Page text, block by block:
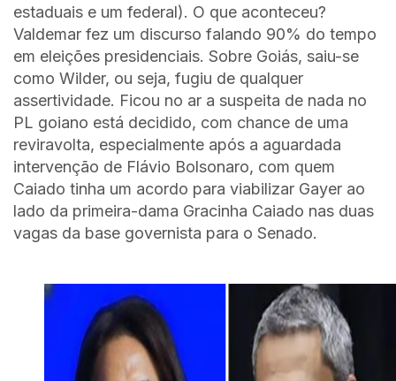
estaduais e um federal). O que aconteceu?
Valdemar fez um discurso falando 90% do tempo
em eleições presidenciais. Sobre Goiás, saiu-se
como Wilder, ou seja, fugiu de qualquer
assertividade. Ficou no ar a suspeita de nada no
PL goiano está decidido, com chance de uma
reviravolta, especialmente após a aguardada
intervenção de Flávio Bolsonaro, com quem
Caiado tinha um acordo para viabilizar Gayer ao
lado da primeira-dama Gracinha Caiado nas duas
vagas da base governista para o Senado.